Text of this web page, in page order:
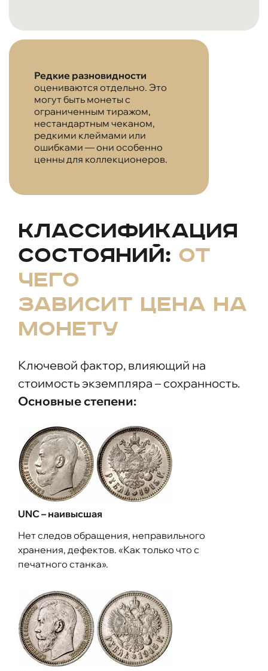
Редкие разновидности
оцениваются отдельно. Это
могут быть монеты с
ограниченным тиражом,
нестандартным чеканом,
редкими клеймами или
ошибками — они особенно
ценны для коллекционеров.
Классификация
состояний: от
чего
зависит цена на
монету
Ключевой фактор, влияющий на
стоимость экземпляра – сохранность.
Основные степени:
UNC – наивысшая
Нет следов обращения, неправильного
хранения, дефектов. «Как только что с
печатного станка».